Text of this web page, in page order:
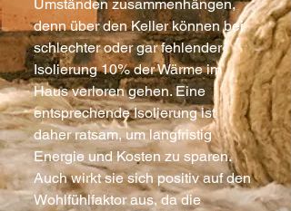
Umständen zusammenhängen,
denn über den Keller können bei
schlechter oder gar fehlender
Isolierung 10% der Wärme im
Haus verloren gehen. Eine
entsprechende Isolierung ist
daher ratsam, um langfristig
Energie und Kosten zu sparen.
Auch wirkt sie sich positiv auf den
Wohlfühlfaktor aus, da die